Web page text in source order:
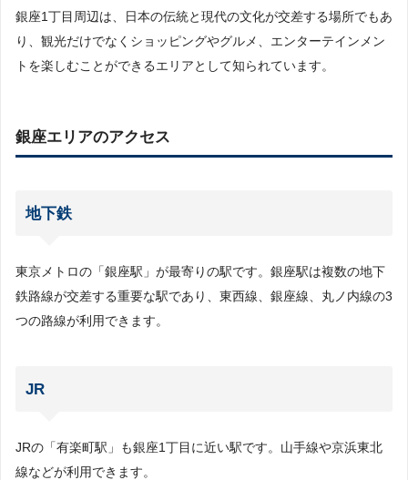
銀座1丁目周辺は、日本の伝統と現代の文化が交差する場所でもあ
り、観光だけでなくショッピングやグルメ、エンターテインメン
トを楽しむことができるエリアとして知られています。
銀座エリアのアクセス
地下鉄
東京メトロの「銀座駅」が最寄りの駅です。銀座駅は複数の地下
鉄路線が交差する重要な駅であり、東西線、銀座線、丸ノ内線の3
つの路線が利用できます。
JR
JRの「有楽町駅」も銀座1丁目に近い駅です。山手線や京浜東北
線などが利用できます。